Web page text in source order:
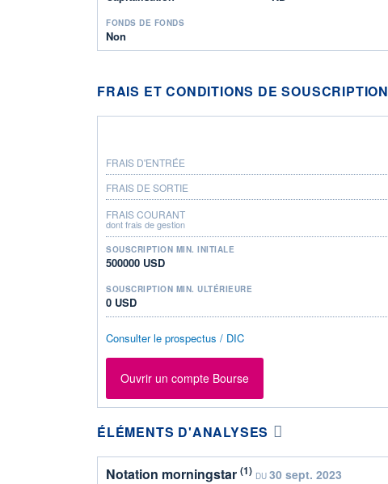
FONDS DE FONDS
Non
FRAIS ET CONDITIONS DE SOUSCRIPTION
FRAIS D'ENTRÉE
FRAIS DE SORTIE
FRAIS COURANT
dont frais de gestion
SOUSCRIPTION MIN. INITIALE
500000 USD
SOUSCRIPTION MIN. ULTÉRIEURE
0 USD
Consulter le prospectus / DIC
Ouvrir un compte Bourse
ÉLÉMENTS D'ANALYSES
Notation morningstar (1) DU 30 sept. 2023